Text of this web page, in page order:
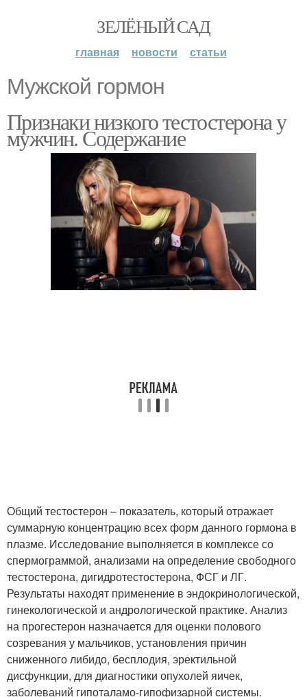
ЗЕЛЁНЫЙ САД
главная новости статьи
Мужской гормон
Признаки низкого тестостерона у
мужчин. Содержание
Общий тестостерон – показатель, который отражает
суммарную концентрацию всех форм данного гормона в
плазме. Исследование выполняется в комплексе со
спермограммой, анализами на определение свободного
тестостерона, дигидротестостерона, ФСГ и ЛГ.
Результаты находят применение в эндокринологической,
гинекологической и андрологической практике. Анализ
на прогестерон назначается для оценки полового
созревания у мальчиков, установления причин
сниженного либидо, бесплодия, эректильной
дисфункции, для диагностики опухолей яичек,
заболеваний гипоталамо-гипофизарной системы.